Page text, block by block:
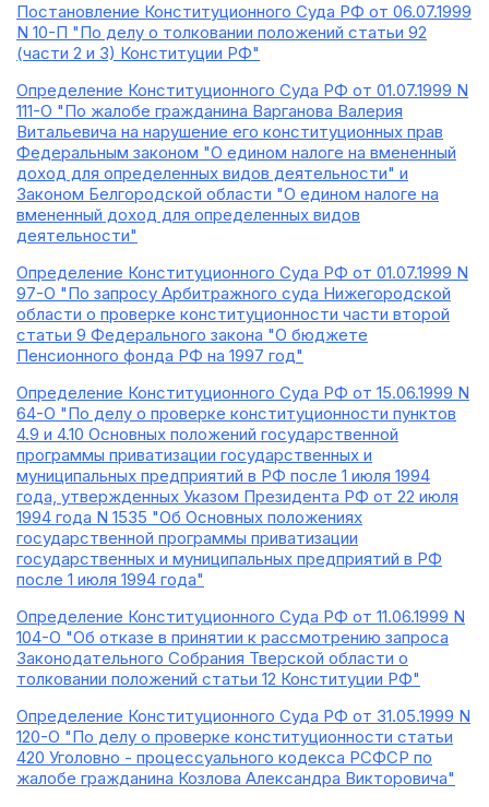
Постановление Конституционного Суда РФ от 06.07.1999
N 10-П "По делу о толковании положений статьи 92
(части 2 и 3) Конституции РФ"
Определение Конституционного Суда РФ от 01.07.1999 N
111-О "По жалобе гражданина Варганова Валерия
Витальевича на нарушение его конституционных прав
Федеральным законом "О едином налоге на вмененный
доход для определенных видов деятельности" и
Законом Белгородской области "О едином налоге на
вмененный доход для определенных видов
деятельности"
Определение Конституционного Суда РФ от 01.07.1999 N
97-О "По запросу Арбитражного суда Нижегородской
области о проверке конституционности части второй
статьи 9 Федерального закона "О бюджете
Пенсионного фонда РФ на 1997 год"
Определение Конституционного Суда РФ от 15.06.1999 N
64-О "По делу о проверке конституционности пунктов
4.9 и 4.10 Основных положений государственной
программы приватизации государственных и
муниципальных предприятий в РФ после 1 июля 1994
года, утвержденных Указом Президента РФ от 22 июля
1994 года N 1535 "Об Основных положениях
государственной программы приватизации
государственных и муниципальных предприятий в РФ
после 1 июля 1994 года"
Определение Конституционного Суда РФ от 11.06.1999 N
104-О "Об отказе в принятии к рассмотрению запроса
Законодательного Собрания Тверской области о
толковании положений статьи 12 Конституции РФ"
Определение Конституционного Суда РФ от 31.05.1999 N
120-О "По делу о проверке конституционности статьи
420 Уголовно - процессуального кодекса РСФСР по
жалобе гражданина Козлова Александра Викторовича"